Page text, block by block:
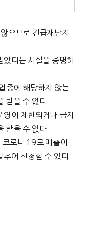
으므로 긴급재난지
다는 사실을 증명하
종에 해당하지 않는
받을 수 없다
이 제한되거나 금지
받을 수 없다
로나 19로 매출이
추어 신청할 수 있다